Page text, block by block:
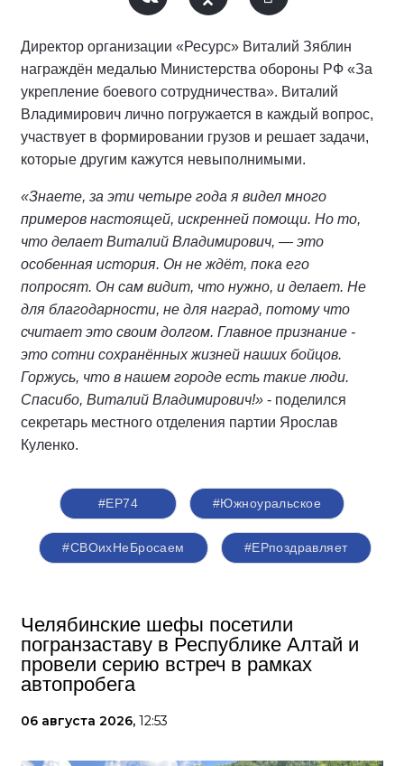
Директор организации «Ресурс» Виталий Зяблин
награждён медалью Министерства обороны РФ «За
укрепление боевого сотрудничества». Виталий
Владимирович лично погружается в каждый вопрос,
участвует в формировании грузов и решает задачи,
которые другим кажутся невыполнимыми.
«Знаете, за эти четыре года я видел много
примеров настоящей, искренней помощи. Но то,
что делает Виталий Владимирович, — это
особенная история. Он не ждёт, пока его
попросят. Он сам видит, что нужно, и делает. Не
для благодарности, не для наград, потому что
считает это своим долгом. Главное признание -
это сотни сохранённых жизней наших бойцов.
Горжусь, что в нашем городе есть такие люди.
Спасибо, Виталий Владимирович!» - поделился
секретарь местного отделения партии Ярослав
Куленко.
#ЕР74 #Южноуральское
#СВОихНеБросаем #ЕРпоздравляет
Челябинские шефы посетили
погранзаставу в Республике Алтай и
провели серию встреч в рамках
автопробега
06 августа 2026, 12:53